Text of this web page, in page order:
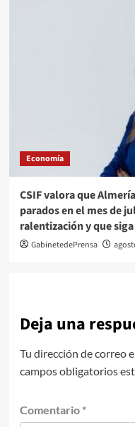
Economía
CSIF valora que
parados en el mes de
ralentización y que
GabinetedePrensa
Deja una
Tu dirección de correo
campos obligatorios
Comentario *